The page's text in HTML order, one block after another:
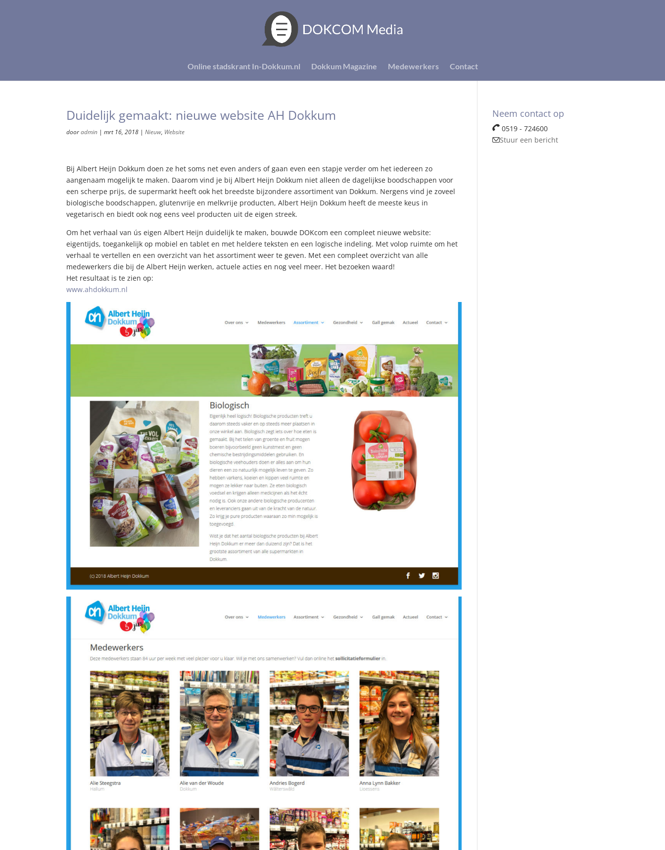
Online stadskrant In-Dokkum.nl Dokkum Magazine Medewerkers Contact
Duidelijk gemaakt: nieuwe website AH Dokkum
dooradmin |mrt 16, 2018 |Nieuw, Website
Bij Albert Heijn Dokkum doen ze het soms net even anders of gaan even een stapje verder om het iedereen zo
aangenaam mogelijk te maken. Daarom vind je bij Albert Heijn Dokkum niet alleen de dagelijkse boodschappen voor
een scherpe prijs, de supermarkt heeft ook het breedste bijzondere assortiment van Dokkum. Nergens vind je zoveel
biologische boodschappen, glutenvrije en melkvrije producten, Albert Heijn Dokkum heeft de meeste keus in
vegetarisch en biedt ook nog eens veel producten uit de eigen streek.
Om het verhaal van ús eigen Albert Heijn duidelijk te maken, bouwde DOKcom een compleet nieuwe website:
eigentijds, toegankelijk op mobiel en tablet en met heldere teksten en een logische indeling. Met volop ruimte om het
verhaal te vertellen en een overzicht van het assortiment weer te geven. Met een compleet overzicht van alle
medewerkers die bij de Albert Heijn werken, actuele acties en nog veel meer. Het bezoeken waard!
Het resultaat is te zien op:
www.ahdokkum.nl
Neem contact op
0519 - 724600
Stuur een bericht